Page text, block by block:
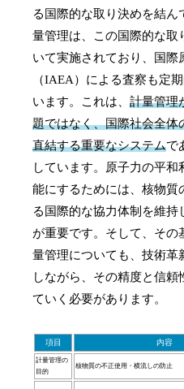
る国際的な取り決めを結ん
量管理は、この国際的な取
いて実施されており、国際
（IAEA）による査察も定
います。これは、計量管理
題ではなく、国際社会全体
直結する重要なシステムで
しています。原子力の平和
能にするためには、核物質
る国際的な協力体制を維持
が重要です。そして、その
量管理についても、技術革
しながら、その精度と信頼
ていく必要があります。
項目 内容
計量管理の
目的
核物質の不正使用・横流しの防止